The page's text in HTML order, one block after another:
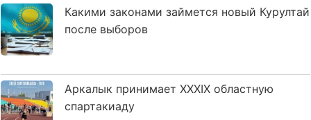
Какими законами займется новый Курултай
после выборов
Аркалык принимает XXXIX областную
спартакиаду